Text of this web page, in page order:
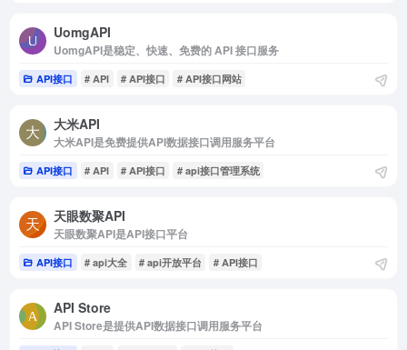
UomgAPI
UomgAPI是稳定、快速、免费的 API 接口服务
API接口 # API # API接口 # API接口网站
大米API
大米API是免费提供API数据接口调用服务平台
API接口 # API # API接口 # api接口管理系统
天眼数聚API
天眼数聚API是API接口平台
API接口 # api大全 # api开放平台 # API接口
API Store
API Store是提供API数据接口调用服务平台